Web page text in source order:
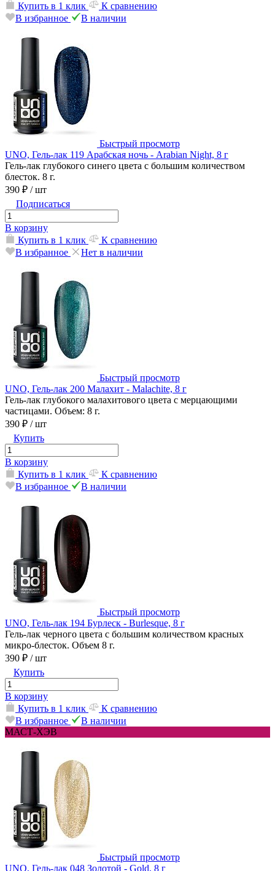
Купить в 1 клик
К сравнению
В избранное
В наличии
Быстрый просмотр
UNO, Гель-лак 119 Арабская ночь - Arabian Night, 8 г
Гель-лак глубокого синего цвета с большим количеством
блесток. 8 г.
390 ₽ / шт
Подписаться
В корзину
Купить в 1 клик
К сравнению
В избранное
Нет в наличии
Быстрый просмотр
UNO, Гель-лак 200 Малахит - Malachite, 8 г
Гель-лак глубокого малахитового цвета с мерцающими
частицами. Объем: 8 г.
390 ₽ / шт
Купить
В корзину
Купить в 1 клик
К сравнению
В избранное
В наличии
Быстрый просмотр
UNO, Гель-лак 194 Бурлеск - Burlesque, 8 г
Гель-лак черного цвета с большим количеством красных
микро-блесток. Объем 8 г.
390 ₽ / шт
Купить
В корзину
Купить в 1 клик
К сравнению
В избранное
В наличии
МАСТ-ХЭВ
Быстрый просмотр
UNO, Гель-лак 048 Золотой - Gold, 8 г